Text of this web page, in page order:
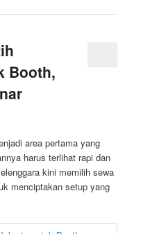
Booth,
area pertama yang
harus terlihat rapi dan
kini memilih sewa
menciptakan setup yang